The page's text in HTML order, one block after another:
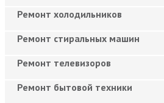
Ремонт холодильников
Ремонт стиральных машин
Ремонт телевизоров
Ремонт бытовой техники